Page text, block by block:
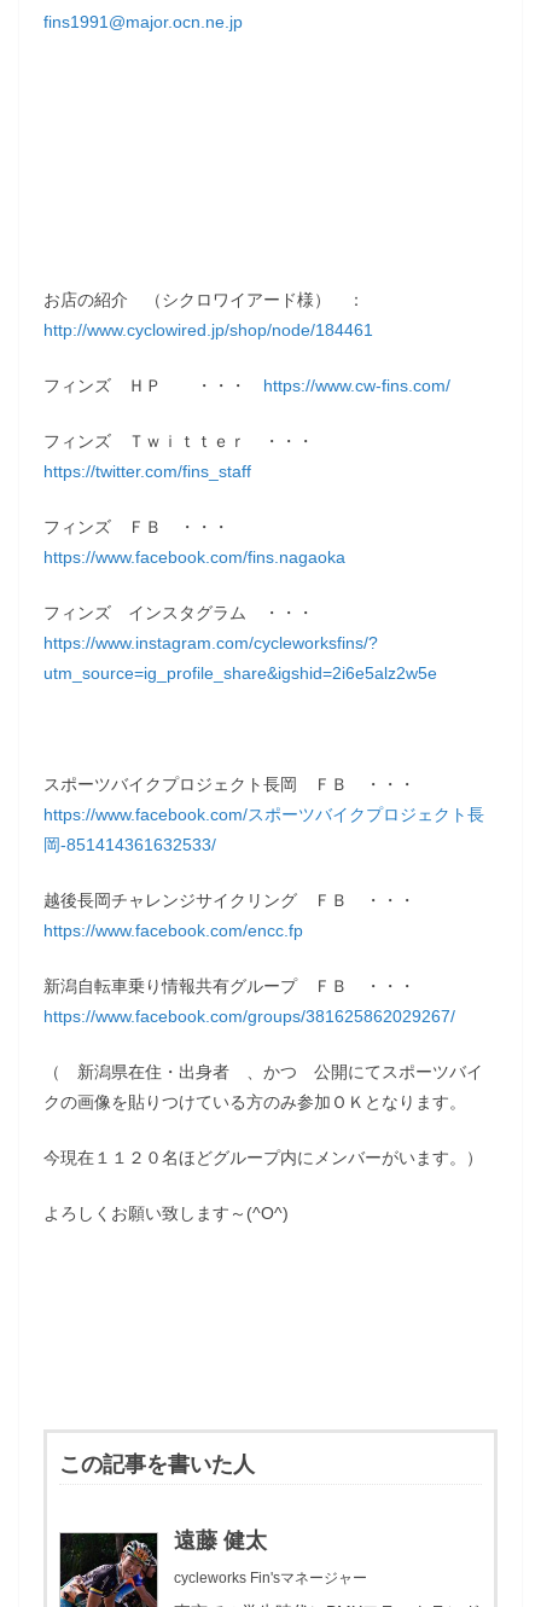
fins1991@major.ocn.ne.jp
お店の紹介 （シクロワイアード様） ：
http://www.cyclowired.jp/shop/node/184461
フィンズ ＨＰ ・・・ https://www.cw-fins.com/
フィンズ Ｔｗｉｔｔｅｒ ・・・
https://twitter.com/fins_staff
フィンズ ＦＢ ・・・
https://www.facebook.com/fins.nagaoka
フィンズ インスタグラム ・・・
https://www.instagram.com/cycleworksfins/?
utm_source=ig_profile_share&igshid=2i6e5alz2w5e
スポーツバイクプロジェクト長岡 ＦＢ ・・・
https://www.facebook.com/スポーツバイクプロジェクト長
岡-851414361632533/
越後長岡チャレンジサイクリング ＦＢ ・・・
https://www.facebook.com/encc.fp
新潟自転車乗り情報共有グループ ＦＢ ・・・
https://www.facebook.com/groups/381625862029267/
（ 新潟県在住・出身者 、かつ 公開にてスポーツバイ
クの画像を貼りつけている方のみ参加ＯＫとなります。
今現在１１２０名ほどグループ内にメンバーがいます。）
よろしくお願い致します～(^O^)
この記事を書いた人
遠藤 健太
cycleworks Fin'sマネージャー